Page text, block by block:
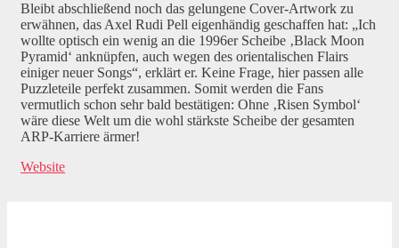
Bleibt abschließend noch das gelungene Cover-Artwork zu
erwähnen, das Axel Rudi Pell eigenhändig geschaffen hat: „Ich
wollte optisch ein wenig an die 1996er Scheibe ‚Black Moon
Pyramid‘ anknüpfen, auch wegen des orientalischen Flairs
einiger neuer Songs“, erklärt er. Keine Frage, hier passen alle
Puzzleteile perfekt zusammen. Somit werden die Fans
vermutlich schon sehr bald bestätigen: Ohne ‚Risen Symbol‘
wäre diese Welt um die wohl stärkste Scheibe der gesamten
ARP-Karriere ärmer!
Website